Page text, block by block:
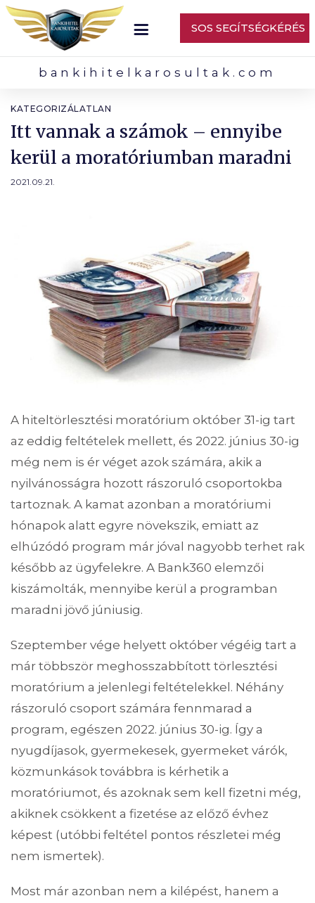
SOS SEGÍTSÉGKÉRÉS
bankihitelkarosultak.com
KATEGORIZÁLATLAN
Itt vannak a számok – ennyibe
kerül a moratóriumban maradni
2021.09.21.
A hiteltörlesztési moratórium október 31-ig tart
az eddig feltételek mellett, és 2022. június 30-ig
még nem is ér véget azok számára, akik a
nyilvánosságra hozott rászoruló csoportokba
tartoznak. A kamat azonban a moratóriumi
hónapok alatt egyre növekszik, emiatt az
elhúzódó program már jóval nagyobb terhet rak
később az ügyfelekre. A Bank360 elemzői
kiszámolták, mennyibe kerül a programban
maradni jövő júniusig.
Szeptember vége helyett október végéig tart a
már többször meghosszabbított törlesztési
moratórium a jelenlegi feltételekkel. Néhány
rászoruló csoport számára fennmarad a
program, egészen 2022. június 30-ig. Így a
nyugdíjasok, gyermekesek, gyermeket várók,
közmunkások továbbra is kérhetik a
moratóriumot, és azoknak sem kell fizetni még,
akiknek csökkent a fizetése az előző évhez
képest (utóbbi feltétel pontos részletei még
nem ismertek).
Most már azonban nem a kilépést, hanem a